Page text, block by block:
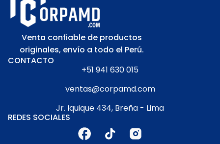
Venta confiable de productos
originales, envío a todo el Perú.
CONTACTO
+51 941 630 015
ventas@corpamd.com
Jr. Iquique 434, Breña - Lima
REDES SOCIALES